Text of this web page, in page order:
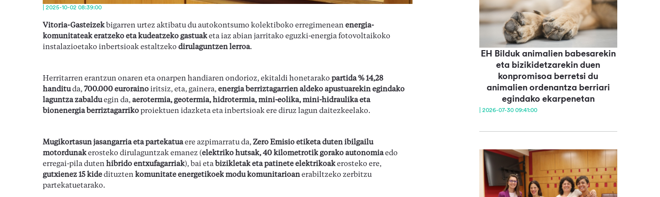
| 2025-10-02 08:39:00
Vitoria-Gasteizek bigarren urtez aktibatu du autokontsumo kolektiboko erregimenean energia-
komunitateak eratzeko eta kudeatzeko gastuak eta iaz abian jarritako eguzki-energia fotovoltaikoko
instalazioetako inbertsioak estaltzeko dirulaguntzen lerroa.
Herritarren erantzun onaren eta onarpen handiaren ondorioz, ekitaldi honetarako partida % 14,28
handituda, 700.000 euroraino iritsiz, eta, gainera, energia berriztagarrien aldeko apustuarekin egindako
laguntza zabalduegin da, aerotermia, geotermia, hidrotermia, mini-eolika, mini-hidraulika eta
bionenergia berriztagarriko proiektuen idazketa eta inbertsioak ere diruz lagun daitezkeelako.
Mugikortasun jasangarria eta partekatuaere azpimarratu da, Zero Emisio etiketa duten ibilgailu
motordunak erosteko dirulaguntzak emanez (elektriko hutsak, 40 kilometrotik gorako autonomiaedo
erregai-pila duten hibrido entxufagarriak), bai eta bizikletak eta patinete elektrikoak erosteko ere,
gutxienez 15 kide dituzten komunitate energetikoek modu komunitarioan erabiltzeko zerbitzu
partekatuetarako.
EH Bilduk animalien babesarekin
eta bizikidetzarekin duen
konpromisoa berretsi du
animalien ordenantza berriari
egindako ekarpenetan
| 2026-07-30 09:41:00